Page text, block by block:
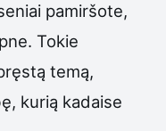
pamiršote,
Tokie
temą,
kurią kadaise